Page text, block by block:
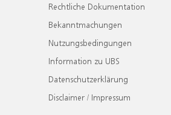
Rechtliche Dokumentation
Bekanntmachungen
Nutzungsbedingungen
Information zu UBS
Datenschutzerklärung
Disclaimer / Impressum